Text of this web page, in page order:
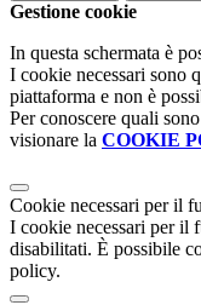
Gestione cookie
In questa schermata è
I cookie necessari sono
piattaforma e non è
Per conoscere quali
visionare la COOKIE
Cookie necessari per il
I cookie necessari per il
disabilitati. È possibile
policy.